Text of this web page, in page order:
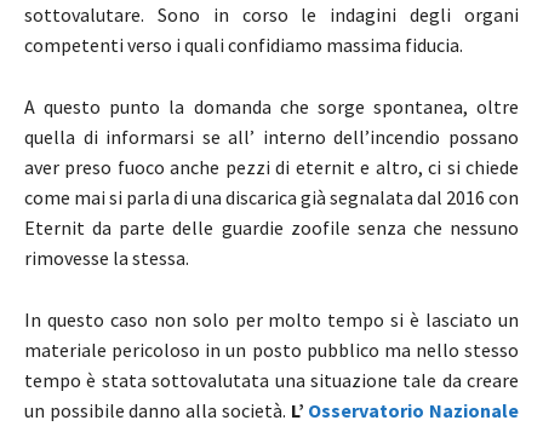
sottovalutare. Sono in corso le indagini degli organi
competenti verso i quali confidiamo massima fiducia.
A questo punto la domanda che sorge spontanea, oltre
quella di informarsi se all’ interno dell’incendio possano
aver preso fuoco anche pezzi di eternit e altro, ci si chiede
come mai si parla di una discarica già segnalata dal 2016 con
Eternit da parte delle guardie zoofile senza che nessuno
rimovesse la stessa.
In questo caso non solo per molto tempo si è lasciato un
materiale pericoloso in un posto pubblico ma nello stesso
tempo è stata sottovalutata una situazione tale da creare
un possibile danno alla società. L’ Osservatorio Nazionale